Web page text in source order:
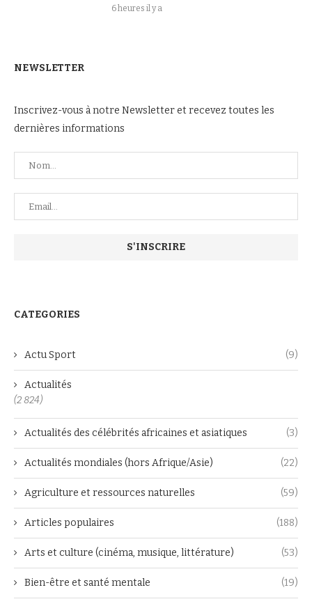
6 heures il y a
NEWSLETTER
Inscrivez-vous à notre Newsletter et recevez toutes les
dernières informations
CATEGORIES
Actu Sport (9)
Actualités
(2 824)
Actualités des célébrités africaines et asiatiques (3)
Actualités mondiales (hors Afrique/Asie) (22)
Agriculture et ressources naturelles (59)
Articles populaires (188)
Arts et culture (cinéma, musique, littérature) (53)
Bien-être et santé mentale (19)